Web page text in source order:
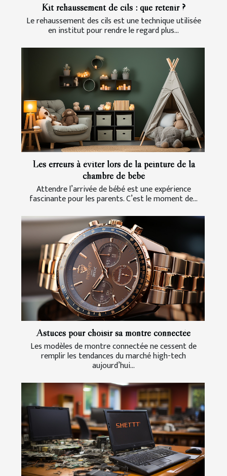
Kit rehaussement de cils : que retenir ?
Le rehaussement des cils est une technique utilisée
en institut pour rendre le regard plus...
Les erreurs à éviter lors de la peinture de la
chambre de bébé
Attendre l’arrivée de bébé est une expérience
fascinante pour les parents. C’est le moment de...
Astuces pour choisir sa montre connectée
Les modèles de montre connectée ne cessent de
remplir les tendances du marché high-tech
aujourd’hui...